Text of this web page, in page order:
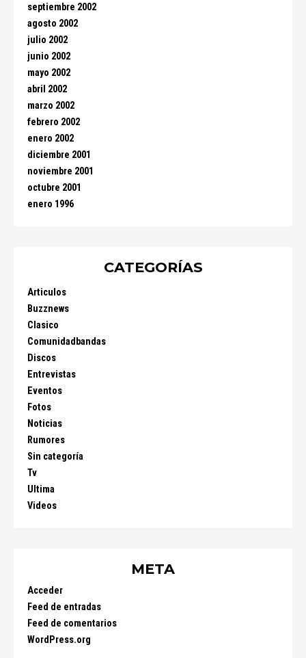
septiembre 2002
agosto 2002
julio 2002
junio 2002
mayo 2002
abril 2002
marzo 2002
febrero 2002
enero 2002
diciembre 2001
noviembre 2001
octubre 2001
enero 1996
CATEGORÍAS
Articulos
Buzznews
Clasico
Comunidadbandas
Discos
Entrevistas
Eventos
Fotos
Noticias
Rumores
Sin categoría
Tv
Ultima
Videos
META
Acceder
Feed de entradas
Feed de comentarios
WordPress.org